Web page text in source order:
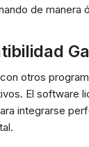
de manera
otros
El software
integrarse